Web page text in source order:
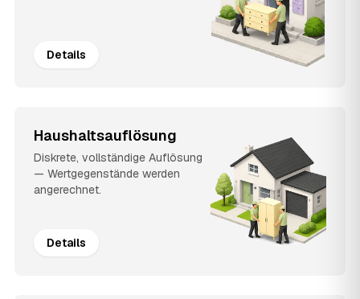
Details
Haushaltsauflösung
Diskrete, vollständige Auflösung
— Wertgegenstände werden
angerechnet.
Details